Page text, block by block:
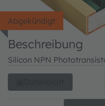
Abgekündigt
Beschreibung
Silicon NPN